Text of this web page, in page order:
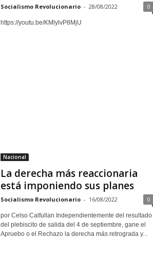
Socialismo Revolucionario - 28/08/2022 0
https://youtu.be/KMlylvP8MjU
Nacional
La derecha más reaccionaria
está imponiendo sus planes
Socialismo Revolucionario - 16/08/2022 0
por Celso Calfullan Independientemente del resultado
del plebiscito de salida del 4 de septiembre, gane el
Apruebo o el Rechazo la derecha más retrograda y...